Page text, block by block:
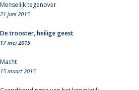
Menselijk tegenover
21 juni 2015
De trooster, heilige geest
17 mei 2015
Macht
15 maart 2015